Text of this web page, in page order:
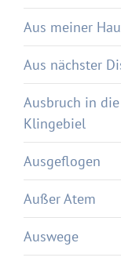
Aus meiner
Aus nächster
Ausbruch in
Klingebiel
Ausgeflogen
Außer Atem
Auswege